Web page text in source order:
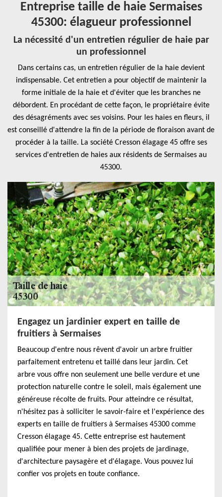
Entreprise taille de haie Sermaises
45300: élagueur professionnel
La nécessité d'un entretien régulier de haie par
un professionnel
Dans certains cas, un entretien régulier de la haie devient
indispensable. Cet entretien a pour objectif de maintenir la
forme initiale de la haie et d'éviter que les branches ne
débordent. En procédant de cette façon, le propriétaire évite
des désagréments avec ses voisins. Pour les haies en fleurs, il
est conseillé d'attendre la fin de la période de floraison avant de
procéder à la taille. La société Cresson élagage 45 offre ses
services d'entretien de haies aux résidents de Sermaises au
45300.
Engagez un jardinier expert en taille de
fruitiers à Sermaises
Beaucoup d'entre nous rêvent d'avoir un arbre fruitier
parfaitement entretenu et taillé dans leur jardin. Cet
arbre vous offre non seulement une belle verdure et une
protection naturelle contre le soleil, mais également une
généreuse récolte de fruits. Pour atteindre ce résultat,
n'hésitez pas à solliciter le savoir-faire et l'expérience des
experts en taille de fruitiers à Sermaises 45300 comme
Cresson élagage 45. Cette entreprise est hautement
qualifiée pour mener à bien des projets de jardinage,
d'architecture paysagère et d'élagage. Vous pouvez lui
confier vos projets en toute confiance.